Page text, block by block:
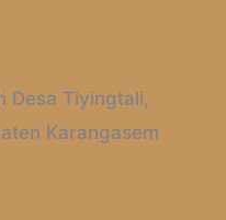
Desa Tiyingtali,
Karangasem